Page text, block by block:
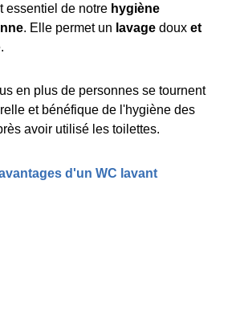
essentiel de notre hygiène
. Elle permet un lavage doux et
en plus de personnes se tournent
et bénéfique de l'hygiène des
avoir utilisé les toilettes.
d'un WC lavant